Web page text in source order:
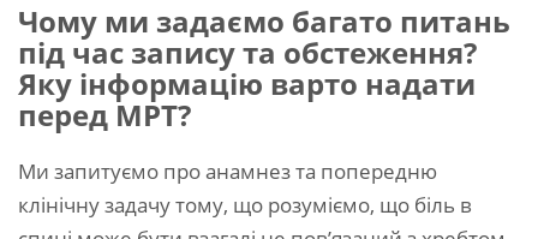
Чому ми задаємо багато питань
під час запису та обстеження?
Яку інформацію варто надати
перед МРТ?
Ми запитуємо про анамнез та попередню
клінічну задачу тому, що розуміємо, що біль в